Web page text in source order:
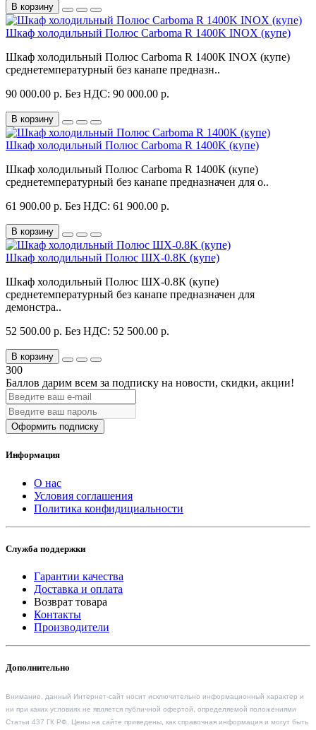
В корзину
Шкаф холодильный Полюс Carboma R 1400K INOX (купе)
Шкаф холодильный Полюс Carboma R 1400К INOX (купе)
среднетемпературный без канапе предназн..
90 000.00 р. Без НДС: 90 000.00 р.
В корзину
Шкаф холодильный Полюс Carboma R 1400K (купе)
Шкаф холодильный Полюс Carboma R 1400К (купе)
среднетемпературный без канапе предназначен для о..
61 900.00 р. Без НДС: 61 900.00 р.
В корзину
Шкаф холодильный Полюс ШХ-0.8K (купе)
Шкаф холодильный Полюс ШХ-0.8К (купе)
среднетемпературный без канапе предназначен для
демонстра..
52 500.00 р. Без НДС: 52 500.00 р.
В корзину
300
Баллов дарим всем за подписку на новости, скидки, акции!
Оформить подписку
Информация
О нас
Условия соглашения
Политика конфидициальности
Служба поддержки
Гарантии качества
Доставка и оплата
Возврат товара
Контакты
Производители
Дополнительно
Внимание, данный Интернет-сайт носит исключительно информационный характер и
ни при каких условиях не является публичной офертой, определяемой положениями
Статьи 437 ГК РФ. Цены на сайте приведены, как справочная информация и могут быть